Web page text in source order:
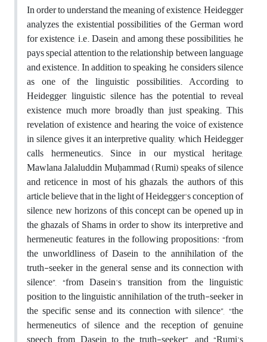
In order to understand the meaning of existence, Heidegger
analyzes the existential possibilities of the German word
for existence, i.e. Dasein, and among these possibilities, he
pays special attention to the relationship between language
and existence. In addition to speaking, he considers silence
as one of the linguistic possibilities. According to
Heidegger, linguistic silence has the potential to reveal
existence much more broadly than just speaking. This
revelation of existence and hearing the voice of existence
in silence gives it an interpretive quality, which Heidegger
calls hermeneutics. Since in our mystical heritage,
Mawlana Jalaluddin Muḥammad (Rumi) speaks of silence
and reticence in most of his ghazals, the authors of this
article believe that in the light of Heidegger's conception of
silence, new horizons of this concept can be opened up in
the ghazals of Shams in order to show its interpretive and
hermeneutic features in the following propositions: “from
the unworldliness of Dasein to the annihilation of the
truth-seeker in the general sense and its connection with
silence”, “from Dasein's transition from the linguistic
position to the linguistic annihilation of the truth-seeker in
the specific sense and its connection with silence”, “the
hermeneutics of silence and the reception of genuine